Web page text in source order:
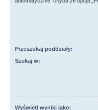
Przeszukaj poddziały:
Szukaj w:
Wyświetl wyniki jako: